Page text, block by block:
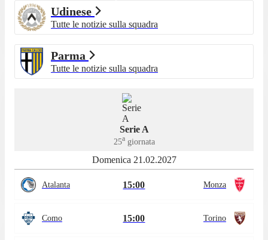
Udinese
Tutte le notizie sulla squadra
Parma
Tutte le notizie sulla squadra
Serie A
25agiornata
Domenica 21.02.2027
Atalanta 15:00 Monza
Como 15:00 Torino